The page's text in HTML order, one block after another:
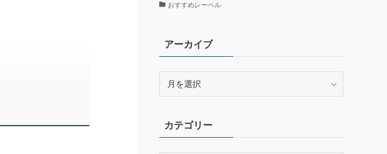
おすすめレーベル
アーカイブ
ブカテゴリー